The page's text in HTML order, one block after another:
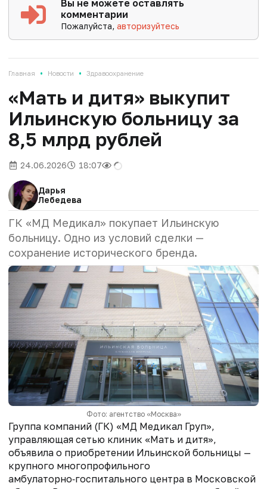
Вы не можете оставлять
комментарии
Пожалуйста,авторизуйтесь
Главная • Новости • Здравоохранение
«Мать и дитя» выкупит
Ильинскую больницу за
8,5 млрд рублей
24.06.2026 18:07
Дарья
Лебедева
ГК «МД Медикал» покупает Ильинскую
больницу. Одно из условий сделки —
сохранение исторического бренда.
Фото: агентство «Москва»
Группа компаний (ГК) «МД Медикал Груп»,
управляющая сетью клиник «Мать и дитя»,
объявила о приобретении Ильинской больницы —
крупного многопрофильного
амбулаторно‑госпитального центра в Московской